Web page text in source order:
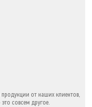
от наших клиентов,
совсем другое.